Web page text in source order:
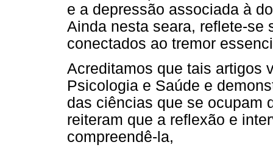
e a depressão associada à
Ainda nesta seara, reflete-se
conectados ao tremor
Acreditamos que tais artigos
Psicologia e Saúde e
das ciências que se ocupam
reiteram que a reflexão e
compreendê-la,